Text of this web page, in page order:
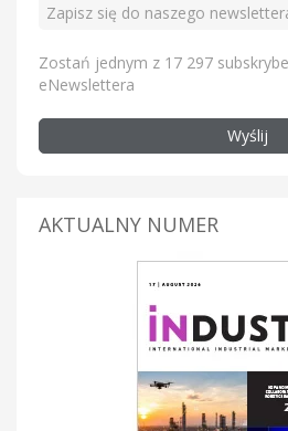
Zostań jednym z 17 297
eNewslettera
Wyślij
AKTUALNY NUMER